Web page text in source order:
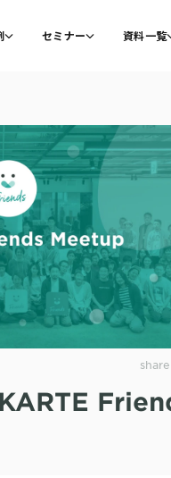
セミナー 資料一覧
share
KARTE